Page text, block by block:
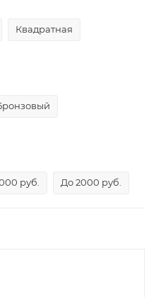
Квадратная
руб. До 2000 руб.